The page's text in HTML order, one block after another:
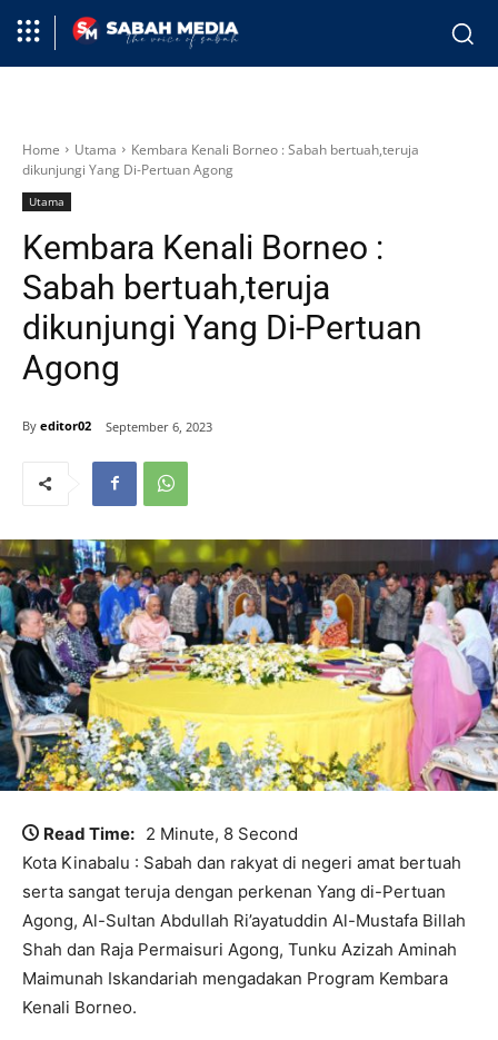
Home Utama
Kembara Kenali Borneo : Sabah bertuah,teruja
dikunjungi Yang Di-Pertuan Agong
Utama
Kembara Kenali Borneo :
Sabah bertuah,teruja
dikunjungi Yang Di-Pertuan
Agong
By editor02 September 6, 2023
Read Time: 2 Minute, 8 Second
Kota Kinabalu : Sabah dan rakyat di negeri amat bertuah
serta sangat teruja dengan perkenan Yang di-Pertuan
Agong, Al-Sultan Abdullah Ri’ayatuddin Al-Mustafa Billah
Shah dan Raja Permaisuri Agong, Tunku Azizah Aminah
Maimunah Iskandariah mengadakan Program Kembara
Kenali Borneo.